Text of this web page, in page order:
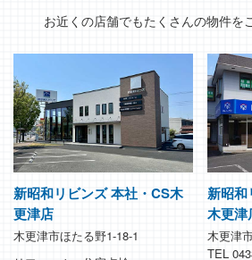
お近くの店舗でもたくさんの物件を
新昭和リビンズ 本社・CS木
更津店
木更津市ほたる野1-18-1
新昭和
木更津
木更津
TEL